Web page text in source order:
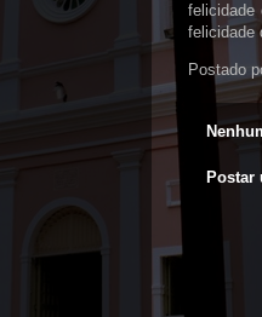
felicidade
felicidade
Postado
Postar